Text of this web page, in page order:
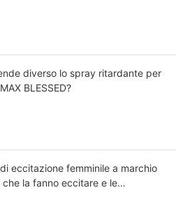
diverso lo spray ritardante per
BLESSED?
eccitazione femminile a marchio
la fanno eccitare e le